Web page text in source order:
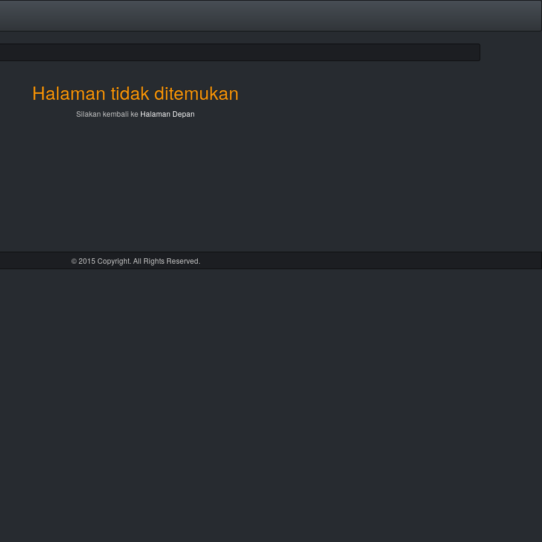
Halaman tidak ditemukan
Silakan kembali ke Halaman Depan
© 2015 Copyright. All Rights Reserved.